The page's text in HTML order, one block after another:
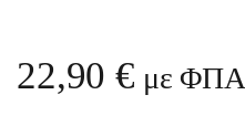
22,90€ με ΦΠΑ